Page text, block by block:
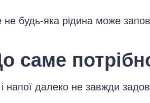
будь-яка рідина може
саме
напої далеко не завжди